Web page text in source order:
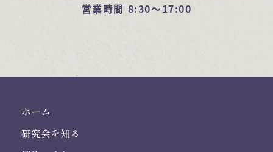
営業時間 8:30～17:00
ホーム
研究会を知る